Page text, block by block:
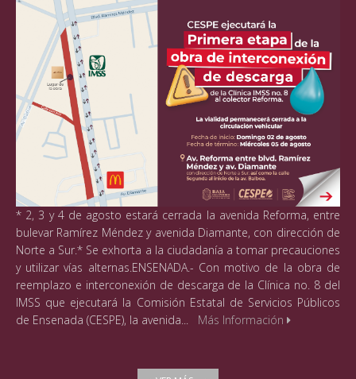
* 2, 3 y 4 de agosto estará cerrada la avenida Reforma, entre
bulevar Ramírez Méndez y avenida Diamante, con dirección de
Norte a Sur.* Se exhorta a la ciudadanía a tomar precauciones
y utilizar vías alternas.ENSENADA.- Con motivo de la obra de
reemplazo e interconexión de descarga de la Clínica no. 8 del
IMSS que ejecutará la Comisión Estatal de Servicios Públicos
de Ensenada (CESPE), la avenida... Más Información